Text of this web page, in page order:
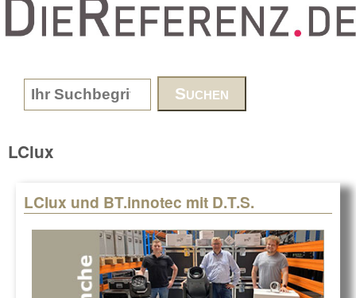
www.DieReferenz.de
Search form
LClux
LClux und BT.innotec mit D.T.S.